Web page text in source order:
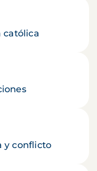
católica
y conflicto